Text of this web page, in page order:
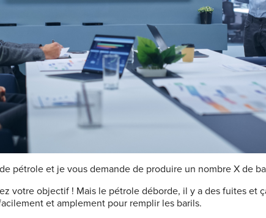
pétroleet je vous demande de produire un nombre X de
votre objectif ! Mais le pétrole déborde, il y a des fuites et
et amplement pour remplir les barils.